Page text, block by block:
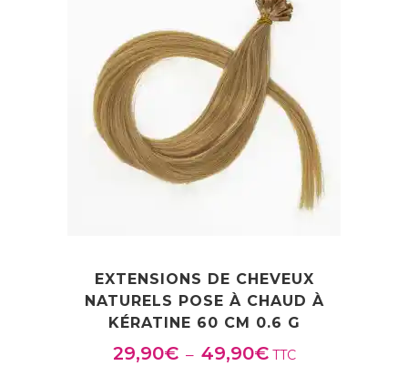
à
120,90€
EXTENSIONS DE CHEVEUX
NATURELS POSE À CHAUD À
KÉRATINE 60 CM 0.6 G
29,90€ – 49,90€Plage
TTC